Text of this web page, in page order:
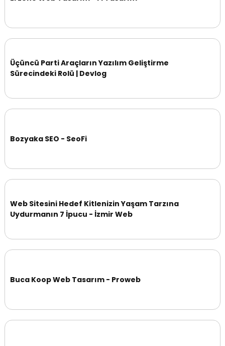
Üçüncü Parti Araçların Yazılım Geliştirme
Sürecindeki Rolü | Devlog
Bozyaka SEO - SeoFi
Web Sitesini Hedef Kitlenizin Yaşam Tarzına
Uydurmanın 7 İpucu - İzmir Web
Buca Koop Web Tasarım - Proweb